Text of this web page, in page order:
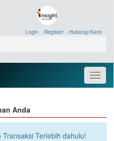
Login Register» Hubungi Kami
Anda
Terlebih dahulu!